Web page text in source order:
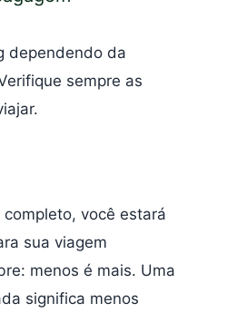
dependendo da
sempre as
você estará
sua viagem
menos é mais. Uma
significa menos